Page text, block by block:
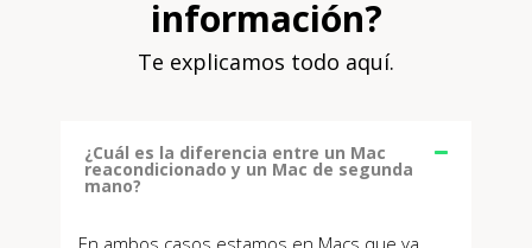
información?
Te explicamos todo aquí.
¿Cuál es la diferencia entre un Mac
reacondicionado y un Mac de segunda
mano?
En ambos casos estamos en Macs que ya